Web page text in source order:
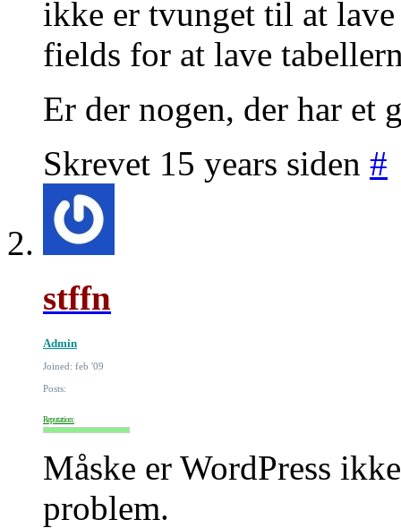
ikke er tvunget til at
fields for at lave
Er der nogen, der har et
Skrevet 15 years siden #
stffn
Admin
Joined: feb '09
Posts:
Reputation:
Måske er WordPress
problem.